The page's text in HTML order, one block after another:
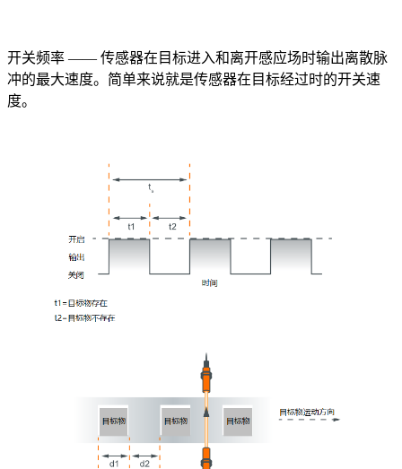
开关频率 —— 传感器在目标进入和离开感应场时输出离散脉
冲的最大速度。简单来说就是传感器在目标经过时的开关速
度。